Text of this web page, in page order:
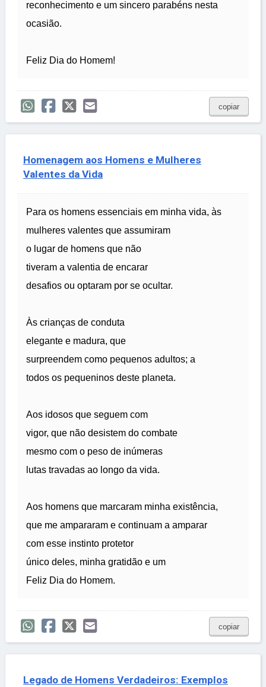
reconhecimento e um sincero parabéns nesta
ocasião.
Feliz Dia do Homem!
copiar
Homenagem aos Homens e Mulheres
Valentes da Vida
Para os homens essenciais em minha vida, às
mulheres valentes que assumiram
o lugar de homens que não
tiveram a valentia de encarar
desafios ou optaram por se ocultar.
Às crianças de conduta
elegante e madura, que
surpreendem como pequenos adultos; a
todos os pequeninos deste planeta.
Aos idosos que seguem com
vigor, que não desistem do combate
mesmo com o peso de inúmeras
lutas travadas ao longo da vida.
Aos homens que marcaram minha existência,
que me ampararam e continuam a amparar
com esse instinto protetor
único deles, minha gratidão e um
Feliz Dia do Homem.
copiar
Legado de Homens Verdadeiros: Exemplos